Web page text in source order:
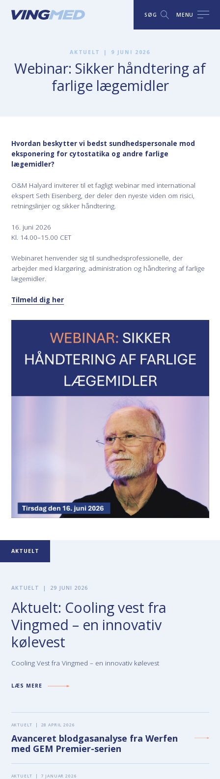
SØG MENU
AKTUELT | 9 JUNI 2026
Webinar: Sikker håndtering af
farlige lægemidler
Hvordan beskytter vi bedst sundhedspersonale mod
eksponering for cytostatika og andre farlige
lægemidler?
O&M Halyard inviterer til et fagligt webinar med international
ekspert Seth Eisenberg, der deler den nyeste viden om risici,
retningslinjer og sikker håndtering.
16. juni 2026
Kl. 14.00–15.00 CET
Webinaret henvender sig til sundhedsprofessionelle, der
arbejder med klargøring, administration og håndtering af farlige
lægemidler.
Tilmeld dig her
AKTUELT
AKTUELT | 29 JUNI 2026
Aktuelt: Cooling vest fra
Vingmed – en innovativ
kølevest
Cooling Vest fra Vingmed – en innovativ kølevest
LÆS MERE
AKTUELT | 28 APRIL 2026
Avanceret blodgasanalyse fra Werfen
med GEM Premier-serien
AKTUELT | 7 JANUAR 2026